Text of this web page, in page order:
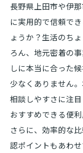
長野県上田市や伊
に実用的で信頼で
ょうか？生活のち
ろん、地元密着の
しに本当に合った
少なくありません
相談しやすさに注
おすすめできる便
さらに、効率的な
認ポイントもあわ